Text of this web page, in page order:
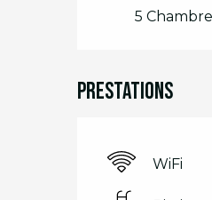
5
Prestations
WiFi